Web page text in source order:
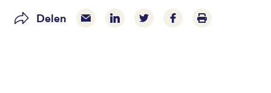
Delen Delen via e-mail
Delen via LinkedIn
Deel op Twitter
Deel op Facebook
Print pagina